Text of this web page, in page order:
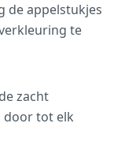
de appelstukjes
te
zacht
door tot elk